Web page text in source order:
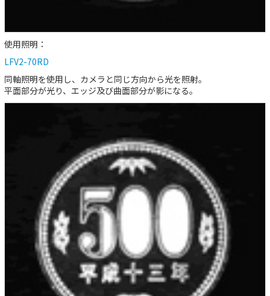
使用照明：
LFV2-70RD
同軸照明を使用し、カメラと同じ方向から光を照射。
平面部分が光り、エッジ及び曲面部分が影になる。